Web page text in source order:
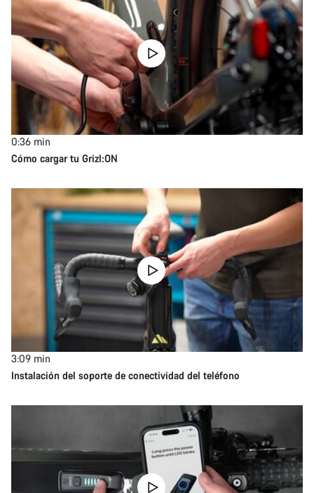
0:36 min
Cómo cargar tu Grizl:ON
3:09 min
Instalación del soporte de conectividad del teléfono